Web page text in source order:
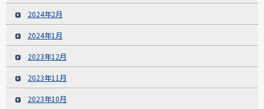
2024年2月
2024年1月
2023年12月
2023年11月
2023年10月